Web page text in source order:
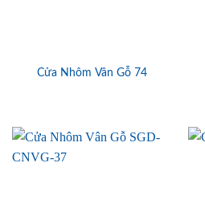
Cửa Nhôm Vân Gỗ 74